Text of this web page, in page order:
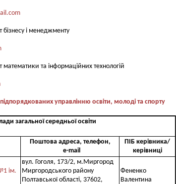
бізнесу і менеджменту
математики та інформаційних технологій
підпорядкованих управлінню освіти, молоді та спорту
загальної середньої освіти
Поштова адреса, телефон,
e-mail
ПІБ керівника/
керівниці
ім.
вул. Гоголя, 173/2, м.Миргород
Миргородського району
Полтавської області, 37602,
Фененко
Валентина